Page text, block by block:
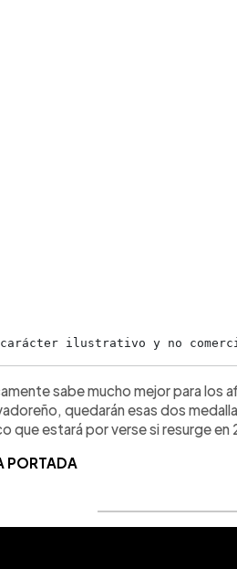
carácter ilustrativo y no
sabe mucho mejor para los
quedarán esas dos
que estará por verse si resurge en
PORTADA